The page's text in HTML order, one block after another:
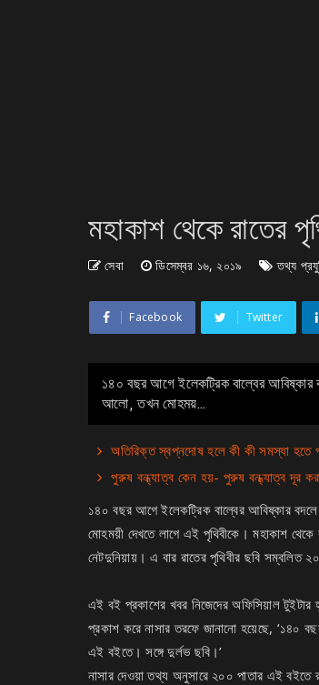
মহাকাশ থেকে রাতের
সেবা ডিসেম্বর ১৬, ২০১৯ তথ্য
Facebook Twitter
১৪০ বছর আগে ইলেকট্রিক বাল্বের আবিষ্কার
আলো, তখন মোহময়...
অতিরিক্ত স্বপ্নদোষ হলে কী কী সমস্যা হতে
পুরুষ বন্ধ্যাত্ব কেন হয়- পুরুষ বন্ধ্যাত্ব দূর
১৪০ বছর আগে ইলেকট্রিক বাল্বের আবিষ্কার
মোহময়ী দেখতে লাগে এই পৃথিবীকে। মহাকাশ
নেটদুনিয়ায়। এ বার রাতের পৃথিবীর ছবি সম্বলিত
এই বই প্রকাশের খবর নিজেদের অফিসিয়াল টুইটার
প্রকাশ করে নাসার তরফে জানানো হয়েছে, ‘১৪০
এই বইতে। সঙ্গে দুর্লভ ছবি।’
নাসার দেওয়া তথ্য অনুসারে ২০০ পাতার এই বইতে